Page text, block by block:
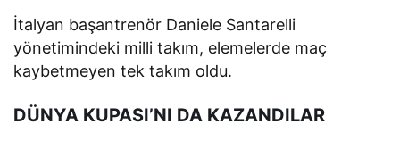
İtalyan başantrenör Daniele Santarelli
yönetimindeki milli takım, elemelerde maç
kaybetmeyen tek takım oldu.
DÜNYA KUPASI’NI DA KAZANDILAR